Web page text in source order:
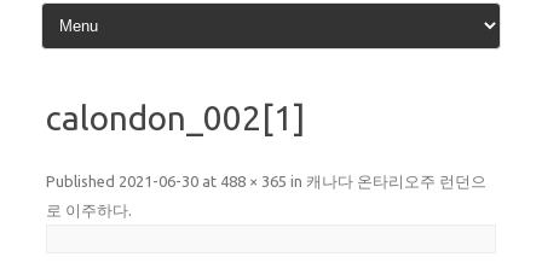
calondon_002[1]
Published 2021-06-30 at 488 × 365 in 캐나다 온타리오주 런던으
로 이주하다.